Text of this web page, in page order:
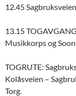
12.45
13.15
Musikkorps og
TOGRUTE:
Kolåsveien –
Torg.